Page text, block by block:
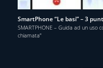
SmartPhone “Le basi” – 3
SMARTPHONE – Guida ad un uso
chiamata”